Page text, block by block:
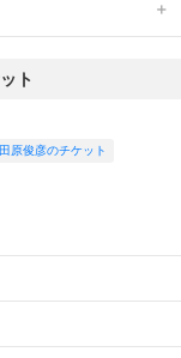
ト
田原俊彦のチケット